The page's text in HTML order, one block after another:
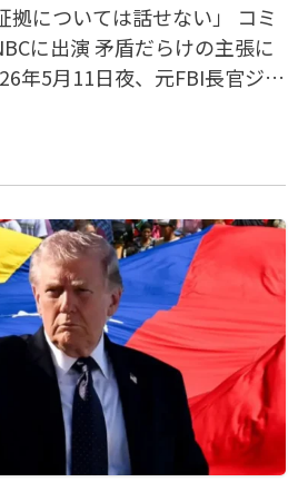
拠については話せない」 コミ
に出演 矛盾だらけの主張に
年5月11日夜、元FBI長官ジェ
ー